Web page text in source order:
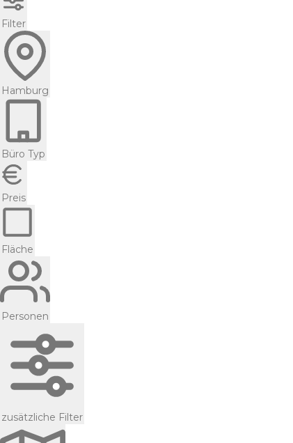
Filter
Hamburg
Büro Typ
Preis
Fläche
Personen
zusätzliche Filter